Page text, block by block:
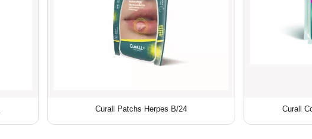
Curall Patchs Herpes B/24 Curall